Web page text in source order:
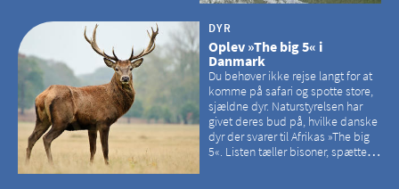
DYR
Oplev »The big 5« i
Danmark
Du behøver ikke rejse langt for at
komme på safari og spotte store,
sjældne dyr. Naturstyrelsen har
givet deres bud på, hvilke danske
dyr der svarer til Afrikas »The big
5«. Listen tæller bisoner, spættede